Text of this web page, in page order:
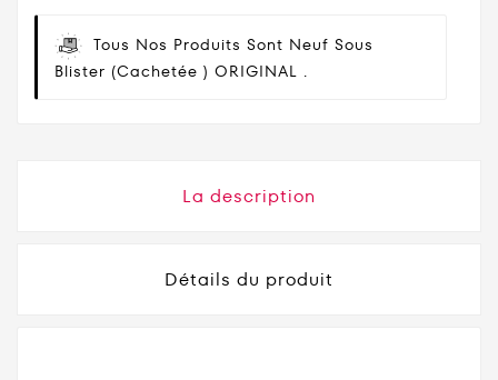
Tous Nos Produits Sont Neuf Sous
Blister (cachetée ) ORIGINAL .
La description
Détails du produit